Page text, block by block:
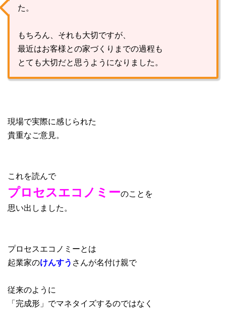
た。
もちろん、それも大切ですが、
最近はお客様との家づくりまでの過程も
とても大切だと思うようになりました。
現場で実際に感じられた
貴重なご意見。
これを読んで
プロセスエコノミーのことを
思い出しました。
プロセスエコノミーとは
起業家のけんすう さんが名付け親で
従来のように
「完成形」でマネタイズするのではなく